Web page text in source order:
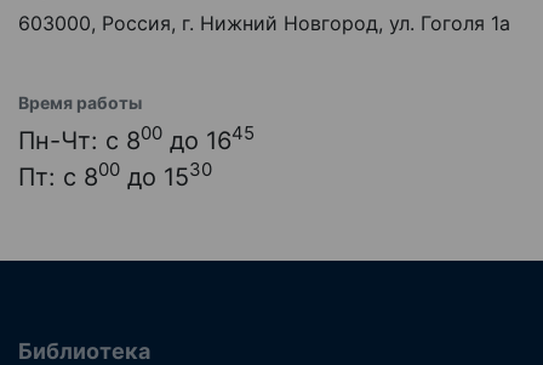
603000, Россия, г. Нижний Новгород, ул. Гоголя 1а
Время работы
Пн-Чт: с 800 до 1645
Пт: с 800 до 1530
Библиотека